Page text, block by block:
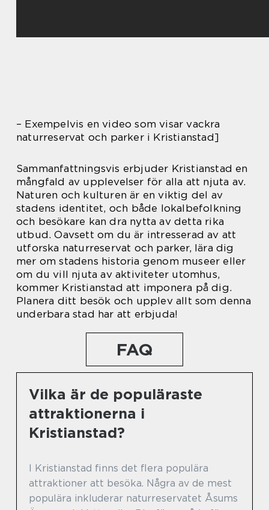
– Exempelvis en video som visar vackra
naturreservat och parker i Kristianstad]
Sammanfattningsvis erbjuder Kristianstad en
mångfald av upplevelser för alla att njuta av.
Naturen och kulturen är en viktig del av
stadens identitet, och både lokalbefolkning
och besökare kan dra nytta av detta rika
utbud. Oavsett om du är intresserad av att
utforska naturreservat och parker, lära dig
mer om stadens historia genom museer eller
om du vill njuta av aktiviteter utomhus,
kommer Kristianstad att imponera på dig.
Planera ditt besök och upplev allt som denna
underbara stad har att erbjuda!
FAQ
Vilka är de populäraste
attraktionerna i
Kristianstad?
I Kristianstad finns det flera populära
attraktioner att besöka. Några av de mest
populära inkluderar naturreservatet Åsums